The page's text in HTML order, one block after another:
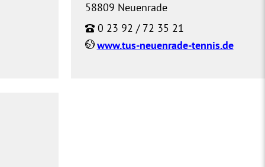
www.tus-neuenrade-tennis.de
58809 Neuenrade
0 23 92 / 72 35 21